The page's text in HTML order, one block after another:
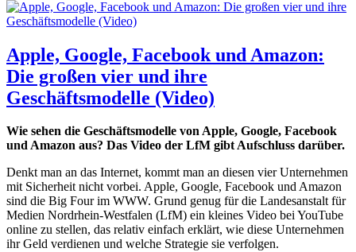
Apple, Google, Facebook und Amazon:
Die großen vier und ihre
Geschäftsmodelle (Video)
Wie sehen die Geschäftsmodelle von Apple, Google, Facebook
und Amazon aus? Das Video der LfM gibt Aufschluss darüber.
Denkt man an das Internet, kommt man an diesen vier Unternehmen
mit Sicherheit nicht vorbei. Apple, Google, Facebook und Amazon
sind die Big Four im WWW. Grund genug für die Landesanstalt für
Medien Nordrhein-Westfalen (LfM) ein kleines Video bei YouTube
online zu stellen, das relativ einfach erklärt, wie diese Unternehmen
ihr Geld verdienen und welche Strategie sie verfolgen.